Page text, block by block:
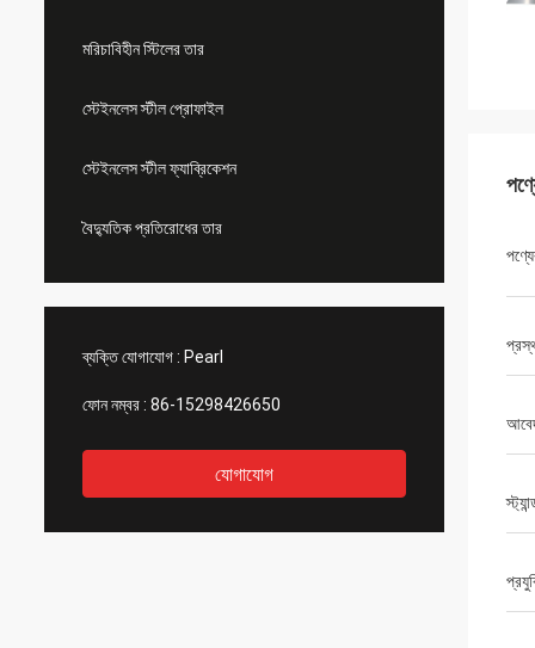
মরিচাবিহীন স্টিলের তার
স্টেইনলেস স্টীল প্রোফাইল
স্টেইনলেস স্টীল ফ্যাব্রিকেশন
বৈদ্যুতিক প্রতিরোধের তার
ব্যক্তি যোগাযোগ : Pearl
ফোন নম্বর : 86-15298426650
যোগাযোগ